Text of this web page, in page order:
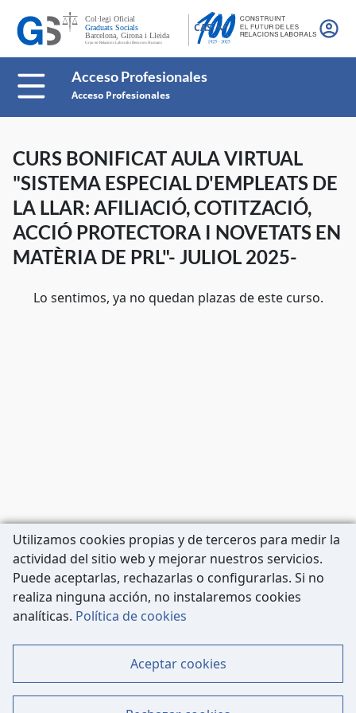
CAS
Acceso Profesionales
Acceso Profesionales
CURS BONIFICAT AULA VIRTUAL
"SISTEMA ESPECIAL D'EMPLEATS DE
LA LLAR: AFILIACIÓ, COTITZACIÓ,
ACCIÓ PROTECTORA I NOVETATS EN
MATÈRIA DE PRL"- JULIOL 2025-
Lo sentimos, ya no quedan plazas de este curso.
Carrer de Còrsega, 227
Tel: 933 63 33 80
Mapa Web
Utilizamos cookies propias y de terceros para medir la
actividad del sitio web y mejorar nuestros servicios.
Puede aceptarlas, rechazarlas o configurarlas. Si no
realiza ninguna acción, no instalaremos cookies
analíticas. Política de cookies
Aceptar cookies